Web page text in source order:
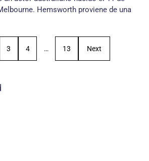
Hemsworth proviene de una
3 4 … 13 Next